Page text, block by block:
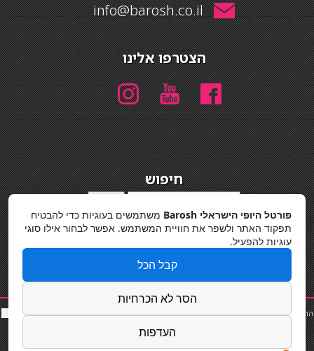
info@barosh.co.il
הצטרפו אלינו
חיפוש
מדיניות פרטיות
החלקות שיער|תאורה לבית|פאות ותוספות שיער|נייל סטודיו|תוספות שיער|שף פרטי|כ
סאות
Designed byBarosh 2020
פורטל היופי הישראלי Barosh
משתמשים בעוגיות כדי להבטיח
תפקוד האתר ולשפר את חוויית המשתמש. אפשר לבחור אילו סוגי
עוגיות להפעיל.
קבל הכל
הסר לא הכרחיות
העדפות